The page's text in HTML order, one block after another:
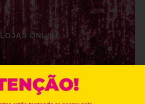
LOJAS ONLINE